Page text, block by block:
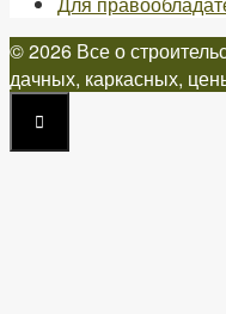
© 2026 Все о
дачных, каркасных,